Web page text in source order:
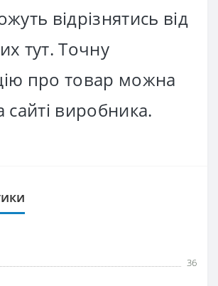
відрізнятись від
тут. Точну
про товар можна
сайті виробника.
36